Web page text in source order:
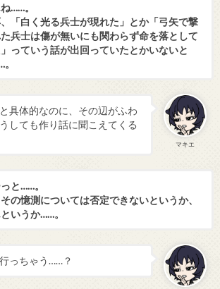
……。
「白く光る兵士が現れた」とか「弓矢で撃
兵士は傷が無いにも関わらず命を落として
っていう話が出回っていたとかいないと
マキエ
具体的なのに、その辺がふわ
しても作り話に聞こえてくる
と……。
の憶測については否定できないというか、
いうか……。
っちゃう……？